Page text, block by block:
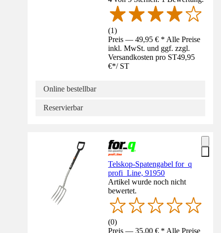
(1)
Preis — 49,95 € * Alle Preise
inkl. MwSt. und ggf. zzgl.
Versandkosten pro ST49,95
€*/ ST
Online bestellbar
Reservierbar
Telskop-Spatengabel for_q
profi_Line, 91950
Artikel wurde noch nicht
bewertet.
(0)
Preis — 35,00 € * Alle Preise